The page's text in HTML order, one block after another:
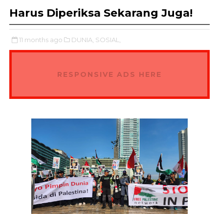
Harus Diperiksa Sekarang Juga!
11 months ago DUNIA, SOSIAL,
RESPONSIVE ADS HERE